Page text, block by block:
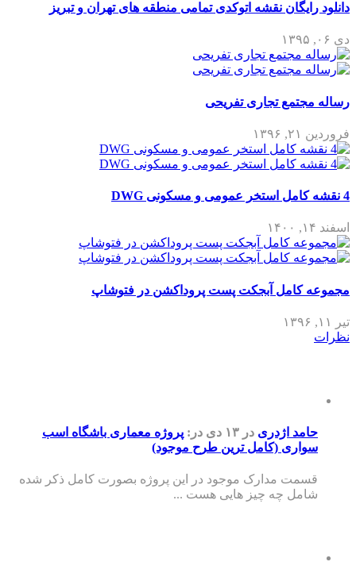
دانلود رایگان نقشه اتوکدی تمامی منطقه های تهران و تبریز
دی ۰۶, ۱۳۹۵
رساله مجتمع تجاری تفریحی
فروردین ۲۱, ۱۳۹۶
4 نقشه کامل استخر عمومی و مسکونی DWG
اسفند ۱۴, ۱۴۰۰
مجموعه کامل آبجکت پست پروداکشن در فتوشاپ
تیر ۱۱, ۱۳۹۶
نظرات
حامد اژدری در ۱۳ دی در: پروژه معماری باشگاه اسب
سواری (کامل ترین طرح موجود)
قسمت مدارک موجود در این پروژه بصورت کامل ذکر شده
شامل چه چیز هایی هست ...